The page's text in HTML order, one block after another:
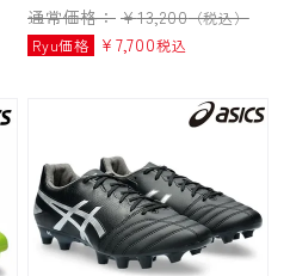
通常価格： ¥13,200（税込）
Ryu価格
¥ 7,700税込